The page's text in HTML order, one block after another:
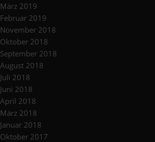
März 2019
Februar 2019
November 2018
Oktober 2018
September 2018
August 2018
Juli 2018
Juni 2018
April 2018
März 2018
Januar 2018
Oktober 2017